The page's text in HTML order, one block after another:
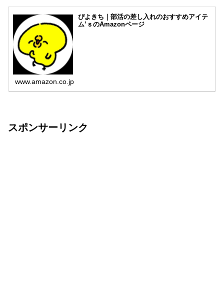
ぴよきち｜部活の差し入れのおすすめアイテ
ム’ｓのAmazonページ
www.amazon.co.jp
スポンサーリンク